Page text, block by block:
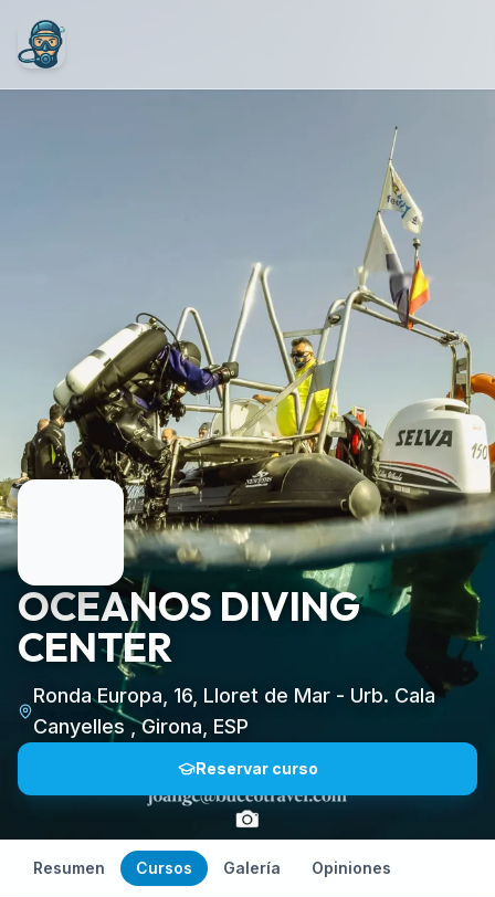
OCEANOS DIVING
CENTER
Ronda Europa, 16, Lloret de Mar - Urb. Cala
Canyelles , Girona, ESP
Reservar curso
Resumen Cursos Galería Opiniones